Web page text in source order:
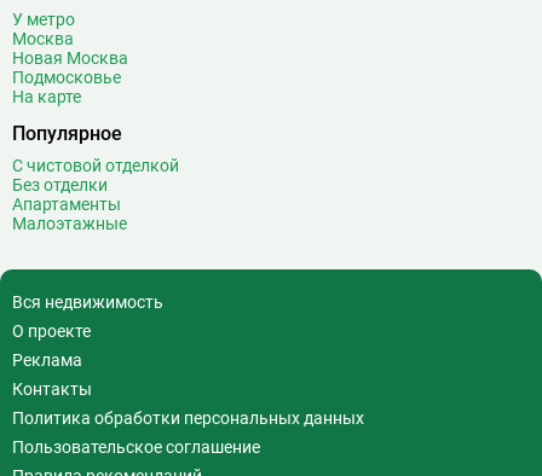
У метро
Москва
Новая Москва
Подмосковье
На карте
Популярное
С чистовой отделкой
Без отделки
Апартаменты
Малоэтажные
Вся недвижимость
О проекте
Реклама
Контакты
Политика обработки персональных данных
Пользовательское соглашение